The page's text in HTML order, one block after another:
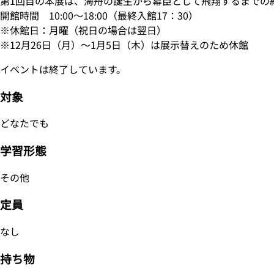
開館時間 10:00～18:00（最終入館17：30）
※休館日：月曜（祝日の場合は翌日）
※12月26日（月）～1月5日（木）は展示替えのため休館
イベントは終了しています。
対象
どなたでも
学習形態
その他
定員
なし
持ち物